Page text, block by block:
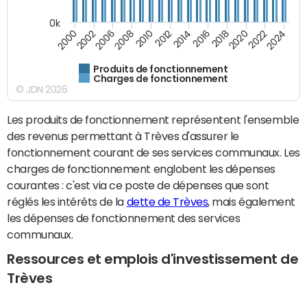
Produits de fonctionnement
Charges de fonctionnement
200020022006200820102012201420162018202020222024
0k
© JDN 2026
Les produits de fonctionnement représentent l'ensemble
des revenus permettant à Trèves d'assurer le
fonctionnement courant de ses services communaux. Les
charges de fonctionnement englobent les dépenses
courantes : c'est via ce poste de dépenses que sont
réglés les intérêts de la dette de Trèves, mais également
les dépenses de fonctionnement des services
communaux.
Ressources et emplois d'investissement de
Trèves